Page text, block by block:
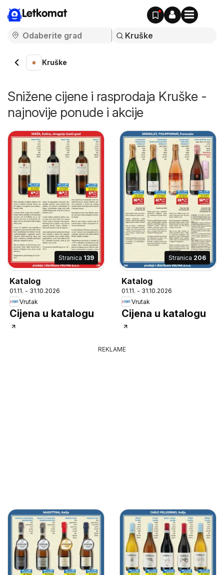
Letkomat
Kruške
Snižene cijene i rasprodaja Kruške -
najnovije ponude i akcije
Stranica 139
Katalog
01.11. - 31.10.2026
Vrutak
Cijena u katalogu
Stranica 206
Katalog
01.11. - 31.10.2026
Vrutak
Cijena u katalogu
REKLAME